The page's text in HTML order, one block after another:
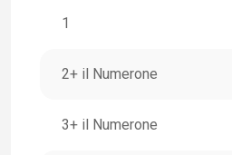
1
2+ il Numerone
3+ il Numerone